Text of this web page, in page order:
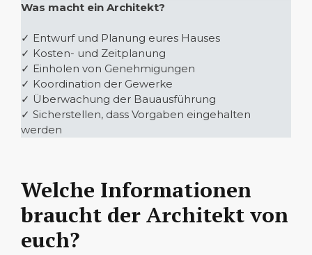
Was macht ein Architekt?
✓ Entwurf und Planung eures Hauses
✓ Kosten- und Zeitplanung
✓ Einholen von Genehmigungen
✓ Koordination der Gewerke
✓ Überwachung der Bauausführung
✓ Sicherstellen, dass Vorgaben eingehalten
werden
Welche Informationen
braucht der Architekt von
euch?